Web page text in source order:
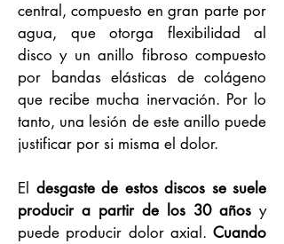
central, compuesto en gran parte por
agua, que otorga flexibilidad al
disco y un anillo fibroso compuesto
por bandas elásticas de colágeno
que recibe mucha inervación. Por lo
tanto, una lesión de este anillo puede
justificar por si misma el dolor.
El desgaste de estos discos se suele
producir a partir de los 30 años y
puede producir dolor axial. Cuando